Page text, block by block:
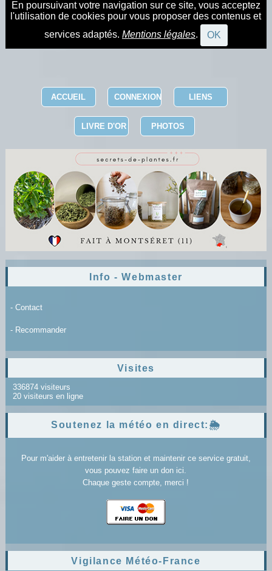
En poursuivant votre navigation sur ce site, vous acceptez
l'utilisation de cookies pour vous proposer des contenus et
services adaptés. Mentions légales. OK
ACCUEIL CONNEXION LIENS
LIVRE D'OR PHOTOS
Info - Webmaster
- Contact
- Recommander
Visites
336874 visiteurs
20 visiteurs en ligne
Soutenez la météo en direct:🌦️
Pour m'aider à entretenir la station et maintenir ce service gratuit,
vous pouvez faire un don ici.
Chaque geste compte, merci !
Vigilance Météo-France